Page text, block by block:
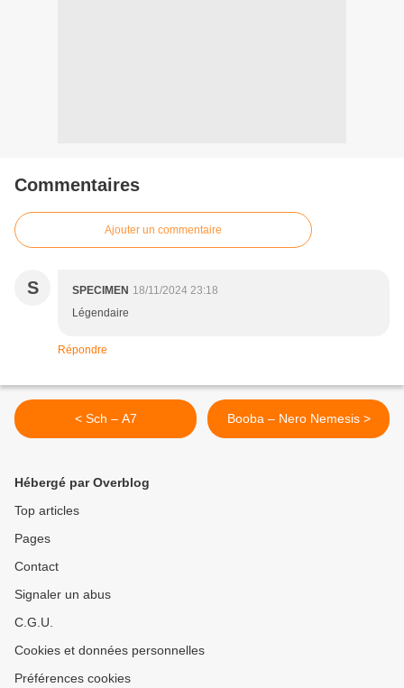
Commentaires
Ajouter un commentaire
S SPECIMEN 18/11/2024 23:18
Légendaire
Répondre
< Sch – A7 Booba – Nero Nemesis >
Hébergé par Overblog
Top articles
Pages
Contact
Signaler un abus
C.G.U.
Cookies et données personnelles
Préférences cookies